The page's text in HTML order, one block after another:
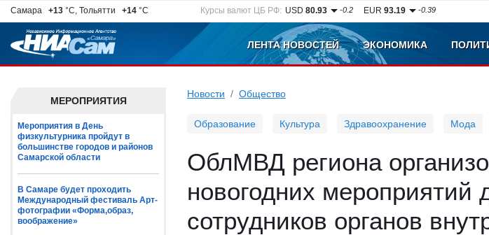
Самара +13 °C, Тольятти +14 °C Курсы валют ЦБ РФ: USD80.93 -0.2 EUR93.19 -0.39
ЛЕНТА НОВОСТЕЙ ЭКОНОМИКА
МЕРОПРИЯТИЯ
Мероприятия в День
физкультурника пройдут в
большинстве городов и районов
Самарской области
В Самаре будет проходить
Международный фестиваль Арт-
фотографии «Форма,образ,
воображение»
Новости Общество
Образование Культура Здравоохранение Мода
ОблМВД региона
новогодних мероприятий
сотрудников органов